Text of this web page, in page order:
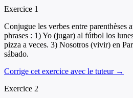
Exercice 1
Conjugue les verbes entre parenthèses
phrases : 1) Yo (jugar) al fútbol los
pizza a veces. 3) Nosotros (vivir) en
sábado.
Corrige cet exercice avec le tuteur →
Exercice 2